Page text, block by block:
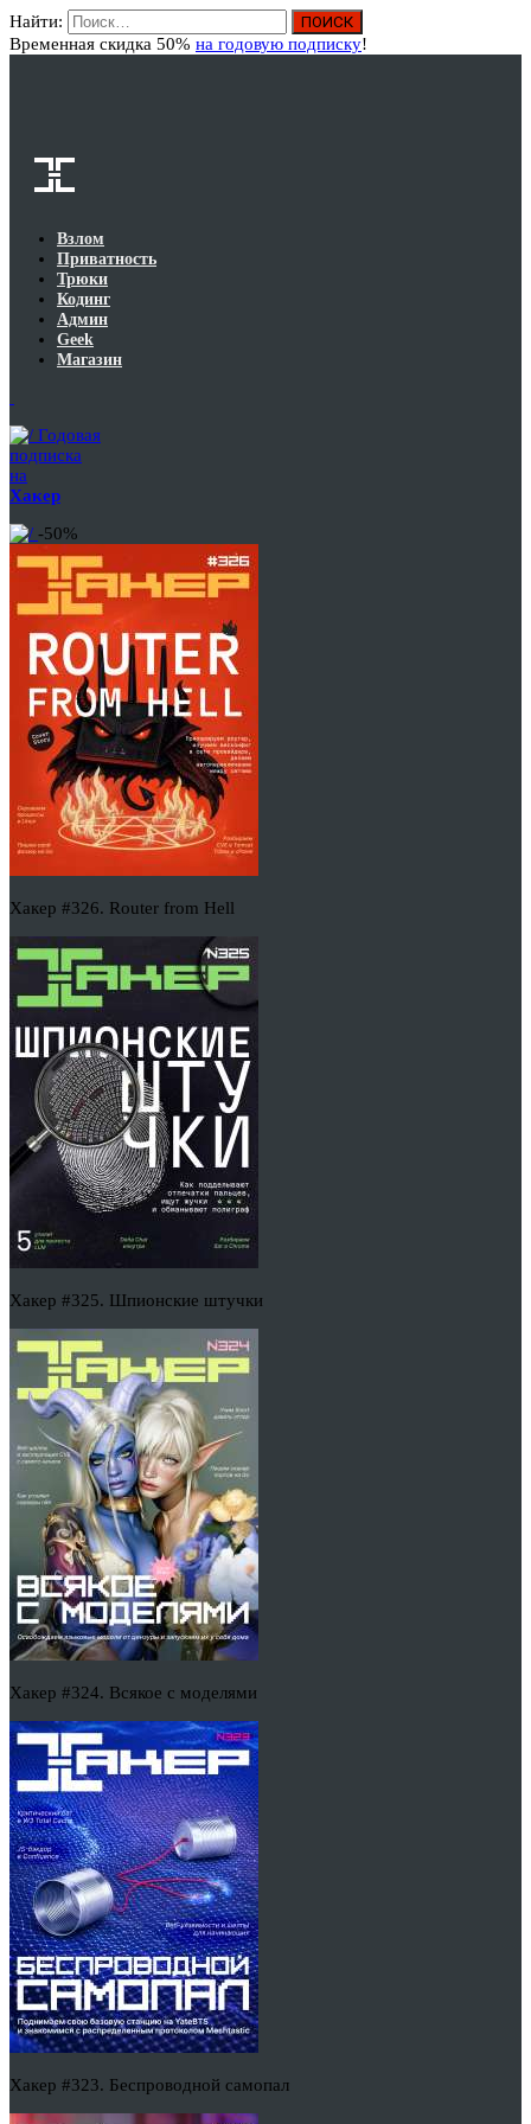
Найти:
Временная скидка 50% на годовую подписку!
Взлом
Приватность
Трюки
Кодинг
Админ
Geek
Магазин
Годовая
подписка
на
Хакер
-50%
Хакер #326. Router from Hell
Хакер #325. Шпионские штучки
Хакер #324. Всякое с моделями
Хакер #323. Беспроводной самопал